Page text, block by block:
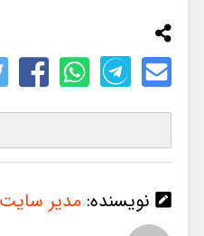
نویسنده: مدیر سایت